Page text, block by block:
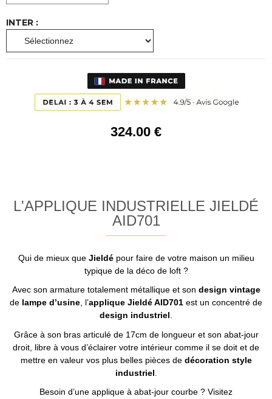
INTER :
324.00 €
L'APPLIQUE INDUSTRIELLE JIELDÉ
AID701
Qui de mieux que Jieldépour faire de votre maison un milieu
typique de la déco de loft ?
Avec son armature totalement métallique et son design vintage
de lampe d’usine , l’applique Jieldé AID701 est un concentré de
design industriel
Grâce à son bras articulé de 17cm de longueur et son abat-jour
droit, libre à vous d’éclairer votre intérieur comme il se doit et de
mettre en valeur vos plus belles pièces de décoration style
industriel
Besoin d’une applique à abat-jour courbe ? Visitez